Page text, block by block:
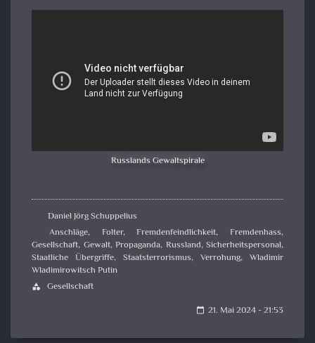
Russlands Gewaltspirale
Daniel Jörg Schuppelius
Anschläge, Folter,Fremdenfeindlichkeit,Fremdenhass,
Gesellschaft, Gewalt, Propaganda, Russland, Sicherheitspersonal,
Staatliche Übergriffe, Staatsterrorismus, Verrohung, Wladimir
Wladimirowitsch Putin
category Gesellschaft
calendar_today 21. Mai 2024 - 21:53